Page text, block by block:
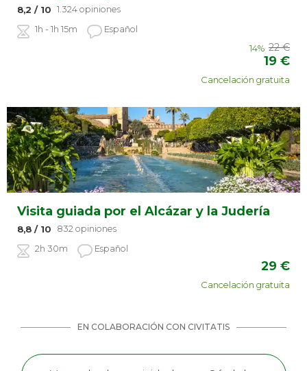
8,2 / 10 1.324 opiniones
1h - 1h 15m
Español
22€
19 €
14%
Cancelación gratuita
Visita guiada por el Alcázar y la Judería
8,8 / 10
832 opiniones
2h 30m
Español
29 €
Cancelación gratuita
EN COLABORACIÓN CON CIVITATIS